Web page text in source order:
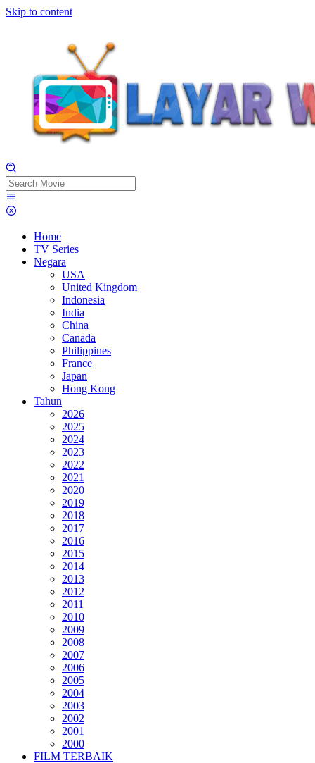
Skip to content
Home
TV Series
Negara
USA
United Kingdom
Indonesia
India
China
Canada
Philippines
France
Japan
Hong Kong
Tahun
2026
2025
2024
2023
2022
2021
2020
2019
2018
2017
2016
2015
2014
2013
2012
2011
2010
2009
2008
2007
2006
2005
2004
2003
2002
2001
2000
FILM TERBAIK